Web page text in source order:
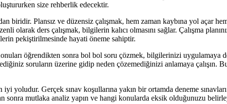
size rehberlik edecektir.
biridir. Plansız ve düzensiz çalışmak, hem zaman kaybına yol açar
olarak ders çalışmak, bilgilerin kalıcı olmasını sağlar. Çalışma
pekiştirilmesinde hayati öneme sahiptir.
öğrendikten sonra bol bol soru çözmek, bilgilerinizi
soruların üzerine gidip neden çözemediğinizi anlamaya çalışın.
yoludur. Gerçek sınav koşullarına yakın bir ortamda deneme
sonra mutlaka analiz yapın ve hangi konularda eksik olduğunuzu